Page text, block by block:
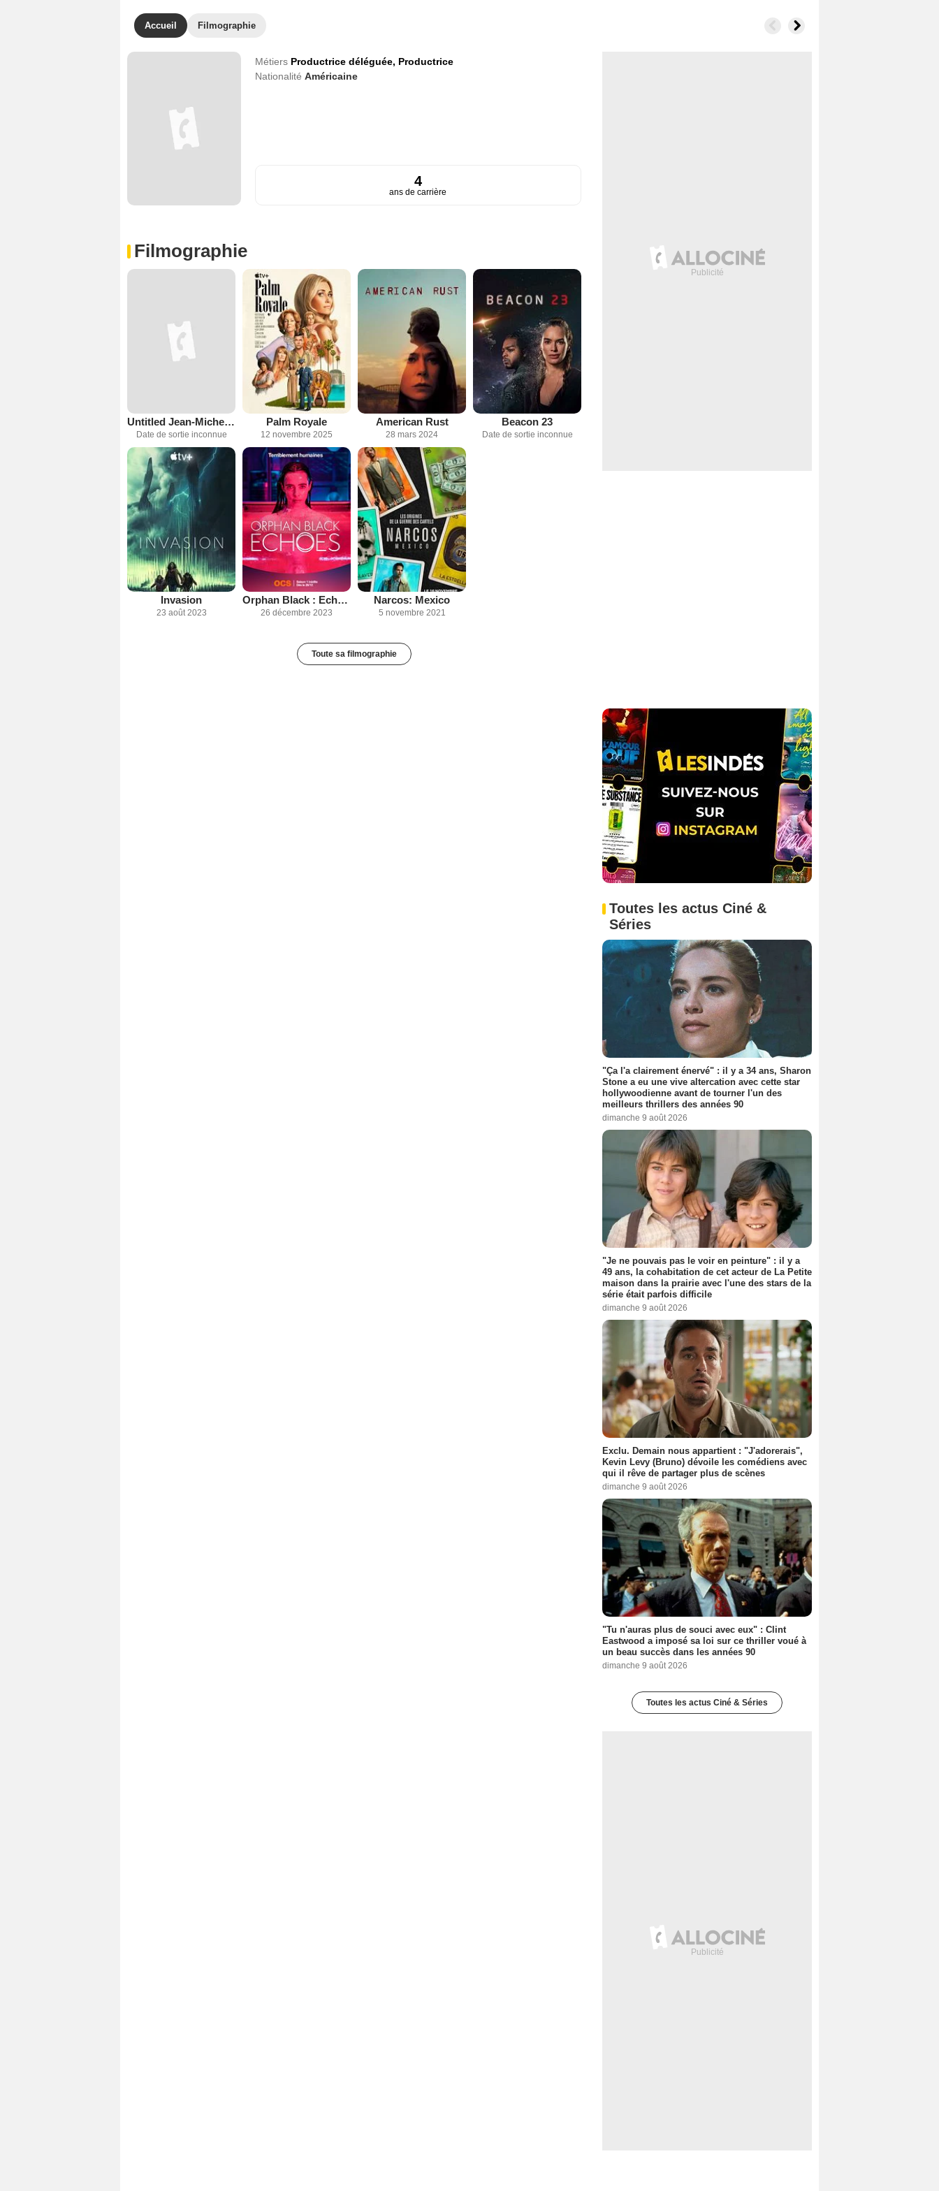
Accueil Filmographie
Métiers Productrice déléguée, Productrice
Nationalité Américaine
4
ans de carrière
Filmographie
Untitled Jean-Michel Basquiat Serie
Date de sortie inconnue
Palm Royale
12 novembre 2025
American Rust
28 mars 2024
Beacon 23
Date de sortie inconnue
Invasion
23 août 2023
Orphan Black : Echoes
26 décembre 2023
Narcos: Mexico
5 novembre 2021
Toute sa filmographie
Toutes les actus Ciné &
Séries
"Ça l'a clairement énervé" : il y a 34 ans, Sharon
Stone a eu une vive altercation avec cette star
hollywoodienne avant de tourner l'un des
meilleurs thrillers des années 90
dimanche 9 août 2026
"Je ne pouvais pas le voir en peinture" : il y a
49 ans, la cohabitation de cet acteur de La Petite
maison dans la prairie avec l'une des stars de la
série était parfois difficile
dimanche 9 août 2026
Exclu. Demain nous appartient : "J'adorerais",
Kevin Levy (Bruno) dévoile les comédiens avec
qui il rêve de partager plus de scènes
dimanche 9 août 2026
"Tu n'auras plus de souci avec eux" : Clint
Eastwood a imposé sa loi sur ce thriller voué à
un beau succès dans les années 90
dimanche 9 août 2026
Toutes les actus Ciné & Séries